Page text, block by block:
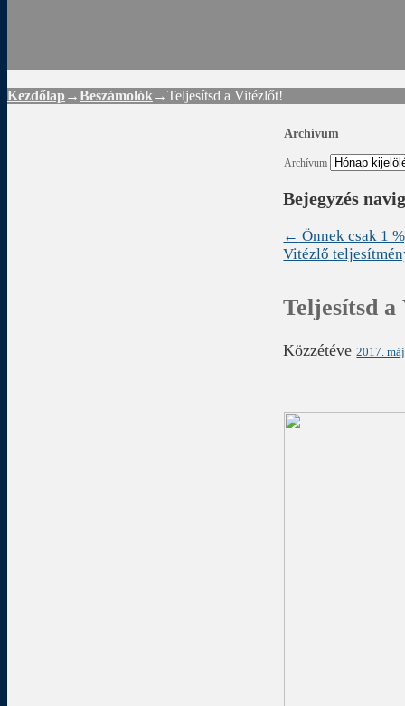
Kezdőlap →Beszámolók →Teljesítsd a Vitézlőt!
Archívum
Archívum
Bejegyzés
← Önnek csak 1
Vitézlő
Teljesítsd
Közzétéve2017.